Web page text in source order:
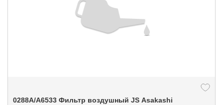
0288А/A6533 Фильтр воздушный JS Asakashi